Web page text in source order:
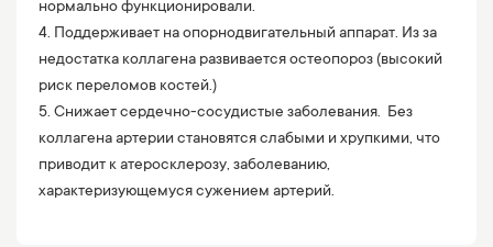
нормально функционировали.⁣⁣⁣⁣ ⁣⁣
4. Поддерживает на опорнодвигательный аппарат. Из за
недостатка коллагена развивается остеопороз (высокий
риск переломов костей.⁣) ⁣
5. Снижает сердечно-сосудистые заболевания. Без
коллагена артерии становятся слабыми и хрупкими, что
приводит к атеросклерозу, заболеванию,
характеризующемуся сужением артерий.